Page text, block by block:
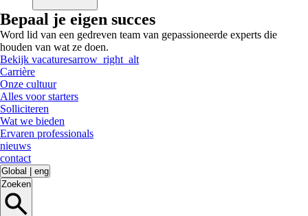
Bepaal je eigen succes
Word lid van een gedreven team van gepassioneerde experts die
houden van wat ze doen.
Bekijk vacaturesarrow_right_alt
Carrière
Onze cultuur
Alles voor starters
Solliciteren
Wat we bieden
Ervaren professionals
nieuws
contact
Global
eng
Zoeken